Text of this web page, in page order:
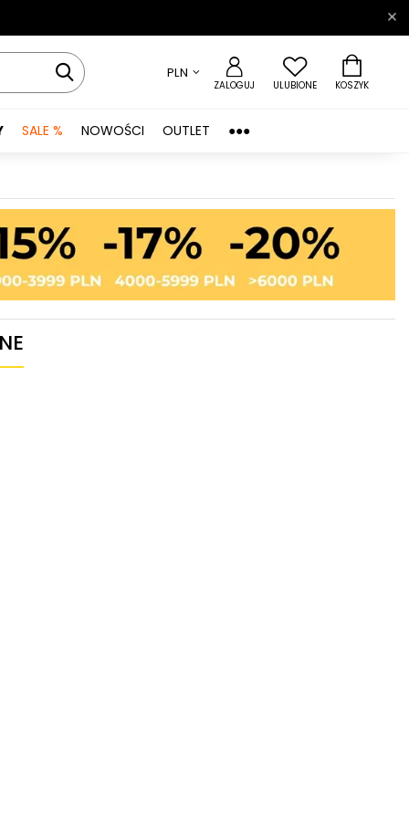
PLN
ZALOGUJ ULUBIONE KOSZYK
SALE % NOWOŚCI OUTLET ●●●